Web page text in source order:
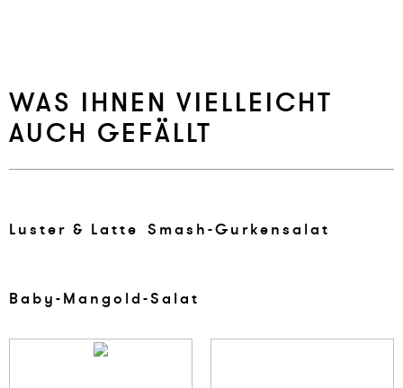
WAS IHNEN VIELLEICHT
AUCH GEFÄLLT
Lus­ter & Lat­te Smash-Gur­kensalat
Baby-Man­gold-Salat